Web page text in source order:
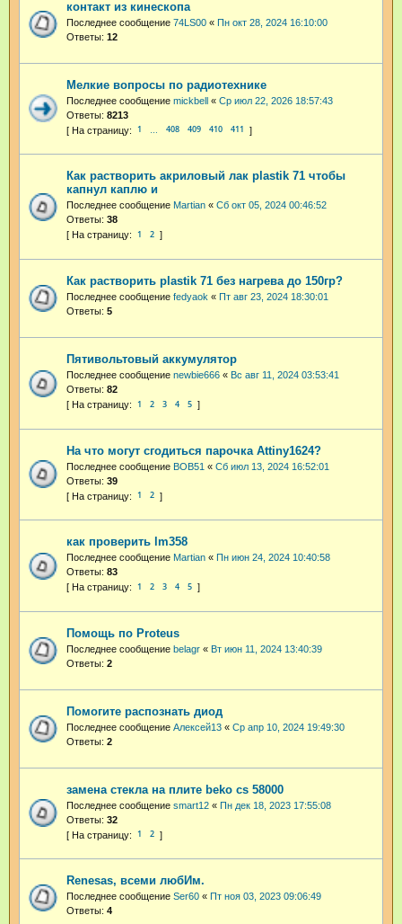
контакт из кинескопа
Последнее сообщение 74LS00 « Пн окт 28, 2024 16:10:00
Ответы: 12
Мелкие вопросы по радиотехнике
Последнее сообщение mickbell « Ср июл 22, 2026 18:57:43
Ответы: 8213
1 408 409 410 411
Как растворить акриловый лак plastik 71 чтобы
капнул каплю и
Последнее сообщение Martian « Сб окт 05, 2024 00:46:52
Ответы: 38
1 2
Как растворить plastik 71 без нагрева до 150гр?
Последнее сообщение fedyaok « Пт авг 23, 2024 18:30:01
Ответы: 5
Пятивольтовый аккумулятор
Последнее сообщение newbie666 « Вс авг 11, 2024 03:53:41
Ответы: 82
1 2 3 4 5
На что могут сгодиться парочка Attiny1624?
Последнее сообщение BOB51 « Сб июл 13, 2024 16:52:01
Ответы: 39
1 2
как проверить lm358
Последнее сообщение Martian « Пн июн 24, 2024 10:40:58
Ответы: 83
1 2 3 4 5
Помощь по Proteus
Последнее сообщение belagr « Вт июн 11, 2024 13:40:39
Ответы: 2
Помогите распознать диод
Последнее сообщение Алексей13 « Ср апр 10, 2024 19:49:30
Ответы: 2
замена стекла на плите beko cs 58000
Последнее сообщение smart12 « Пн дек 18, 2023 17:55:08
Ответы: 32
1 2
Renesas, всеми любИм.
Последнее сообщение Ser60 « Пт ноя 03, 2023 09:06:49
Ответы: 4